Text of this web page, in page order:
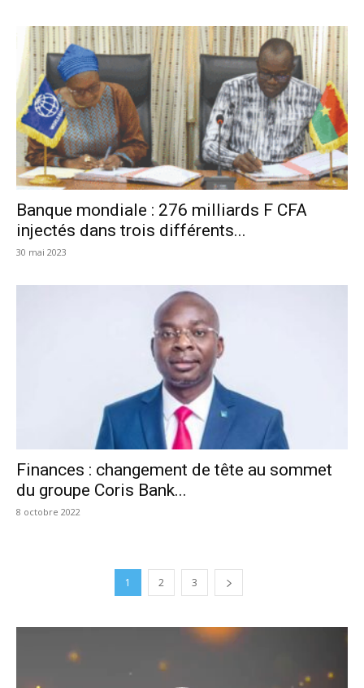
Banque mondiale : 276 milliards F CFA
injectés dans trois différents...
30 mai 2023
Finances : changement de tête au sommet
du groupe Coris Bank...
8 octobre 2022
1 2 3